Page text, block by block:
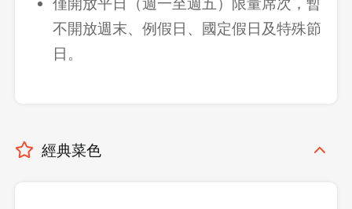
不開放週末、例假日、國定假日及特殊節
日。
經典菜色